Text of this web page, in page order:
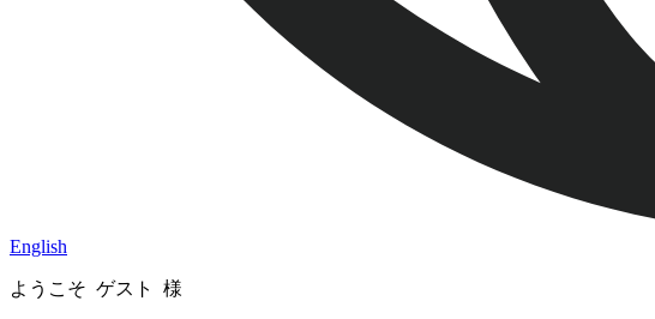
English
ようこそ ゲスト 様